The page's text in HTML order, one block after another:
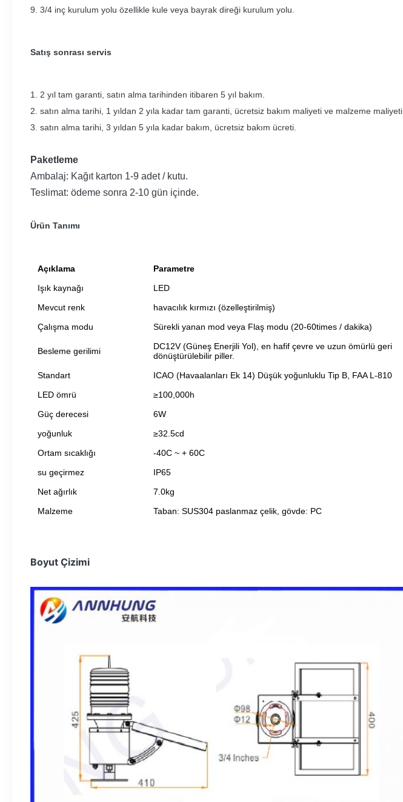
9. 3/4 inç kurulum yolu özellikle kule veya bayrak direği kurulum yolu.
Satış sonrası servis
1. 2 yıl tam garanti, satın alma tarihinden itibaren 5 yıl bakım.
2. satın alma tarihi, 1 yıldan 2 yıla kadar tam garanti, ücretsiz bakım maliyeti ve malzeme maliyeti.
3. satın alma tarihi, 3 yıldan 5 yıla kadar bakım, ücretsiz bakım ücreti.
Paketleme
Ambalaj: Kağıt karton 1-9 adet / kutu.
Teslimat: ödeme sonra 2-10 gün içinde.
Ürün Tanımı
Açıklama
Parametre
Işık kaynağı
LED
Mevcut renk
havacılık kırmızı (özelleştirilmiş)
Çalışma modu
Sürekli yanan mod veya Flaş modu (20-60times / dakika)
Besleme gerilimi
DC12V (Güneş Enerjili Yol), en hafif çevre ve uzun ömürlü geri
dönüştürülebilir piller.
Standart
ICAO (Havaalanları Ek 14) Düşük yoğunluklu Tip B, FAA L-810
LED ömrü
≥100,000h
Güç derecesi
6W
yoğunluk
≥32.5cd
Ortam sıcaklığı
-40C ~ + 60C
su geçirmez
IP65
Net ağırlık
7.0kg
Malzeme
Taban: SUS304 paslanmaz çelik, gövde: PC
Boyut Çizimi